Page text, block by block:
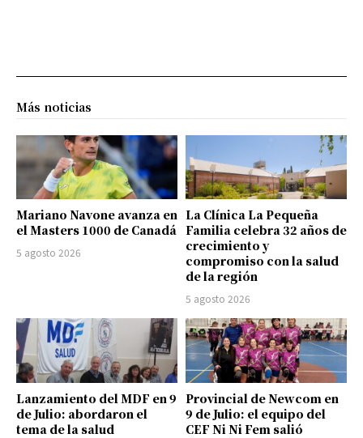
Más noticias
Mariano Navone avanza en
el Masters 1000 de Canadá
5 agosto 2026
La Clínica La Pequeña
Familia celebra 32 años de
crecimiento y
compromiso con la salud
de la región
5 agosto 2026
Lanzamiento del MDF en 9
de Julio: abordaron el
tema de la salud
Provincial de Newcom en
9 de Julio: el equipo del
CEF Ni Ni Fem salió